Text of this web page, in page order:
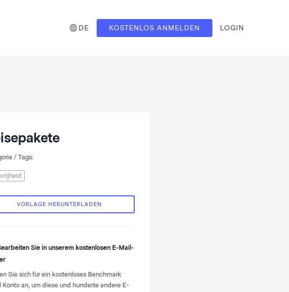
DE KOSTENLOS ANMELDEN LOGIN
/ Tags:
VORLAGE HERUNTERLADEN
Sie in unserem kostenlosen E-Mail-
Sie sich für ein kostenloses Benchmark
Konto an, um diese und hunderte andere E-